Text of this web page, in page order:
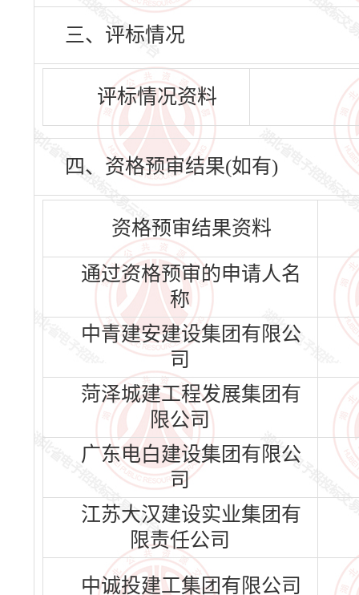
三、评标情况
评标情况资料
四、资格预审结果(如有)
资格预审结果资料
通过资格预审的申请人名
称
中青建安建设集团有限公
司
菏泽城建工程发展集团有
限公司
广东电白建设集团有限公
司
江苏大汉建设实业集团有
限责任公司
中诚投建工集团有限公司